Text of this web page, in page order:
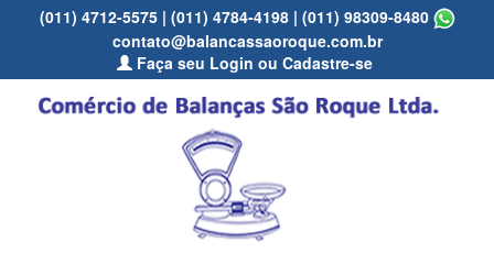
(011) 4712-5575| (011) 4784-4198| (011) 98309-8480
contato@balancassaoroque.com.br
Faça seu Login ou Cadastre-se